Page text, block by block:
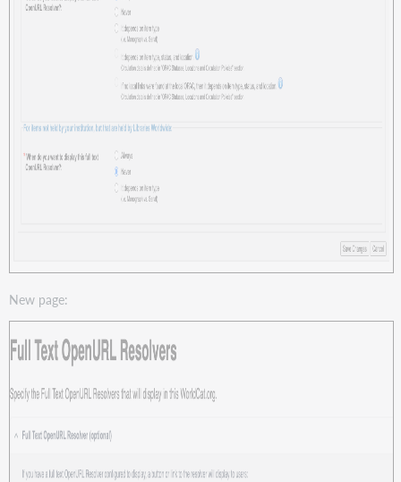
New page: